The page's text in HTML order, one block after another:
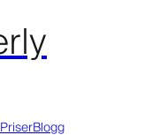
PriserBlogg